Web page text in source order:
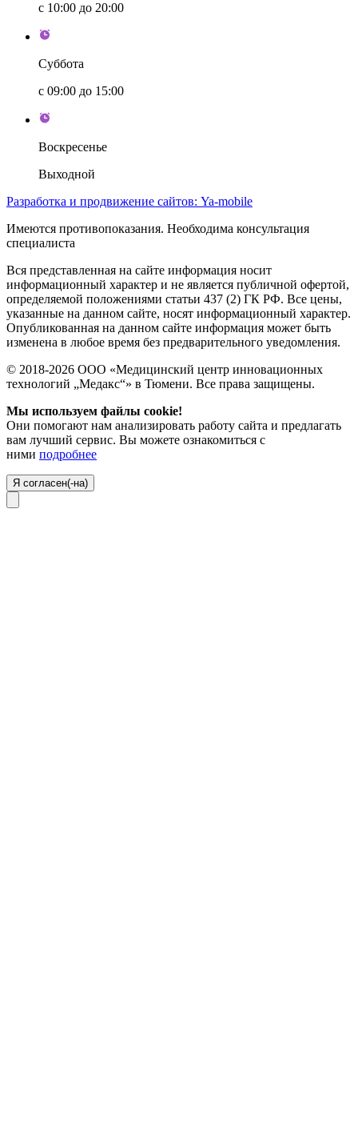
с 10:00 до 20:00
Суббота
с 09:00 до 15:00
Воскресенье
Выходной
Разработка и продвижение сайтов: Ya-mobile
Имеются противопоказания. Необходима консультация
специалиста
Вся представленная на сайте информация носит
информационный характер и не является публичной офертой,
определяемой положениями статьи 437 (2) ГК РФ. Все цены,
указанные на данном сайте, носят информационный характер.
Опубликованная на данном сайте информация может быть
изменена в любое время без предварительного уведомления.
© 2018-2026 ООО «Медицинский центр инновационных
технологий „Медакс“» в Тюмени. Все права защищены.
Мы используем файлы cookie!
Они помогают нам анализировать работу сайта и предлагать
вам лучший сервис. Вы можете ознакомиться с
ними подробнее
Я согласен(-на)